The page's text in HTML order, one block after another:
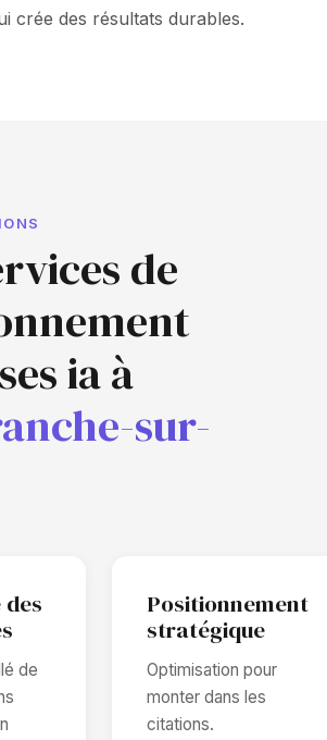
crée des résultats durables.
de
ia à
sur-
de
Positionnement
stratégique
Optimisation pour
monter dans les
citations.